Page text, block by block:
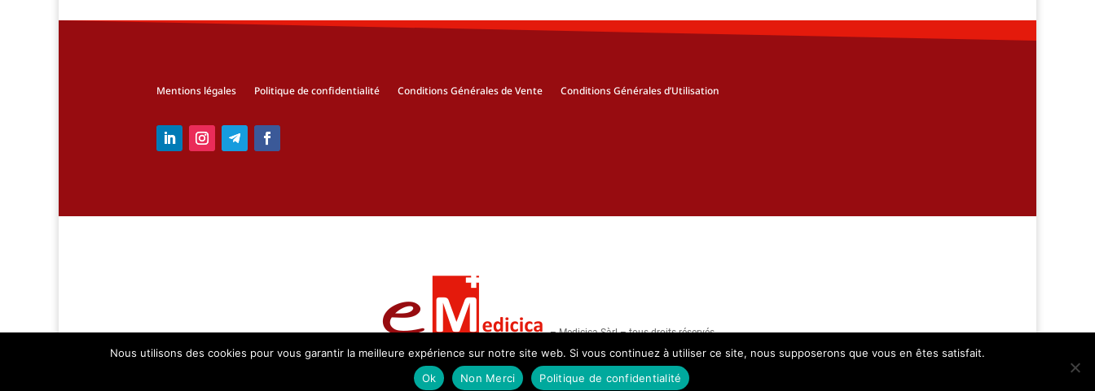
Mentions légales Politique de confidentialité Conditions Générales de Vente Conditions Générales d’Utilisation
– Medicica Sàrl – tous droits réservés
Nous utilisons des cookies pour vous garantir la meilleure expérience sur notre site web. Si vous continuez à utiliser ce site, nous supposerons que vous en êtes satisfait.
Ok
Non Merci Politique de confidentialité